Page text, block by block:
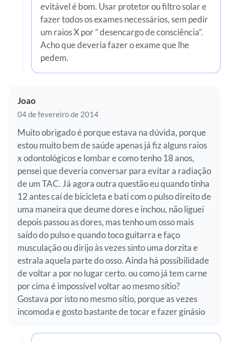
evitável é bom. Usar protetor ou filtro solar e
fazer todos os exames necessários, sem pedir
um raios X por ” desencargo de consciência”.
Acho que deveria fazer o exame que lhe
pedem.
Joao
04 de fevereiro de 2014
Muito obrigado é porque estava na dúvida, porque
estou muito bem de saúde apenas já fiz alguns raios
x odontológicos e lombar e como tenho 18 anos,
pensei que deveria conversar para evitar a radiação
de um TAC. Já agora outra questão eu quando tinha
12 antes caí de bicicleta e bati com o pulso direito de
uma maneira que deume dores e inchou, não liguei
depois passou as dores, mas tenho um osso mais
saído do pulso e quando toco guitarra e faço
musculação ou dirijo às vezes sinto uma dorzita e
estrala aquela parte do osso. Ainda há possibilidade
de voltar a por no lugar certo. ou como já tem carne
por cima é impossível voltar ao mesmo sítio?
Gostava por isto no mesmo sítio, porque as vezes
incomoda e gosto bastante de tocar e fazer ginásio